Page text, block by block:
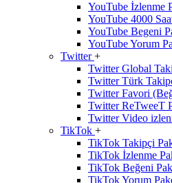
YouTube İzlenme
YouTube 4000
YouTube Begeni
YouTube Yorum
Twitter+
Twitter Global
Twitter Türk
Twitter Favori
Twitter ReTweeT
Twitter Video
TikTok +
TikTok Takipçi
TikTok İzlenme
TikTok Beğeni
TikTok Yorum